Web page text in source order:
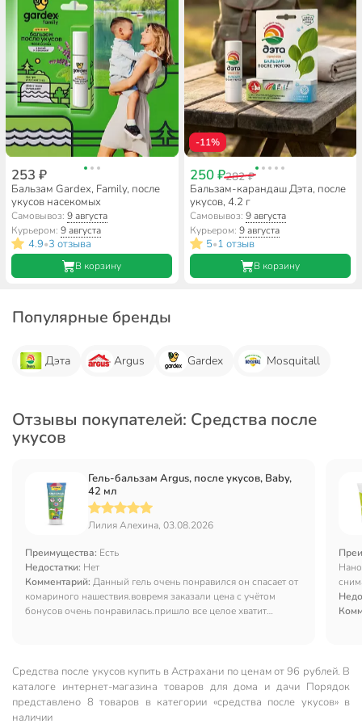
253 ₽
Бальзам Gardex, Family, после
укусов насекомых
Самовывоз:9 августа
Курьером:9 августа
4.9•3 отзыва
В корзину
-11%
250 ₽282 ₽
Бальзам-карандаш Дэта, после
укусов, 4.2 г
Самовывоз: 9 августа
Курьером: 9 августа
5•1 отзыв
В корзину
Популярные бренды
Дэта Argus Gardex Mosquitall
Отзывы покупателей: Средства после
укусов
Гель-бальзам Argus, после укусов, Baby,
42 мл
Лилия Алехина, 03.08.2026
Преимущества: Есть
Недостатки: Нет
Комментарий: Данный гель очень понравился он спасает от
комариного нашествия.вовремя заказали цена с учётом
бонусов очень понравилась.пришло все целое хватит
Средства после укусов купить в Астрахани по ценам от 96 рублей. В
каталоге интернет-магазина товаров для дома и дачи Порядок
представлено 8 товаров в категории «средства после укусов» в
наличии